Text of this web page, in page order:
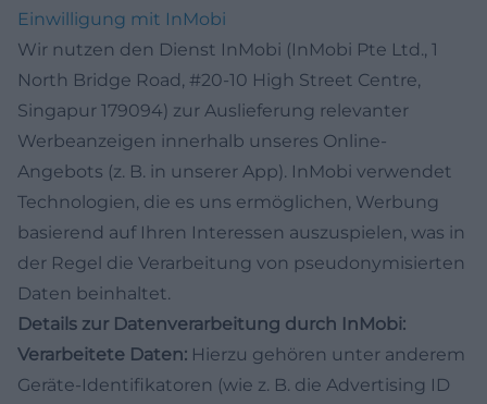
Einwilligung mit InMobi
Wir nutzen den Dienst InMobi (InMobi Pte Ltd., 1
North Bridge Road, #20-10 High Street Centre,
Singapur 179094) zur Auslieferung relevanter
Werbeanzeigen innerhalb unseres Online-
Angebots (z. B. in unserer App). InMobi verwendet
Technologien, die es uns ermöglichen, Werbung
basierend auf Ihren Interessen auszuspielen, was in
der Regel die Verarbeitung von pseudonymisierten
Daten beinhaltet.
Details zur Datenverarbeitung durch InMobi:
Verarbeitete Daten: Hierzu gehören unter anderem
Geräte-Identifikatoren (wie z. B. die Advertising ID